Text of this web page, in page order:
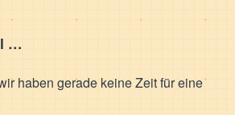
…
haben gerade keine Zeit für eine